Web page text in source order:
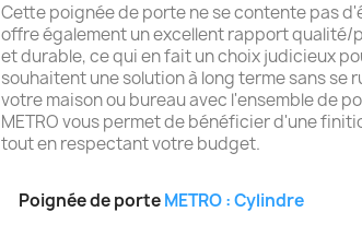
Cette poignée de porte ne se contente pas
offre également un excellent rapport qualité/
et durable, ce qui en fait un choix judicieux
souhaitent une solution à long terme sans se
votre maison ou bureau avec l'ensemble de
METRO vous permet de bénéficier d'une
tout en respectant votre budget.
Poignée de porteMETRO : Cylindre